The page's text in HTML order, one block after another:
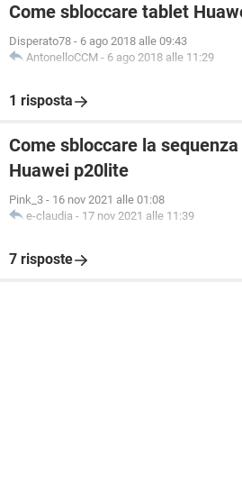
Come sbloccare tablet
Disperato78 - 6 ago 2018 alle 09:43
AntonelloCCM - 6 ago 2018 alle 11:29
1 risposta
Come sbloccare la
Huawei p20lite
Pink_3 - 16 nov 2021 alle 01:08
e-claudia - 17 nov 2021 alle 11:39
7 risposte